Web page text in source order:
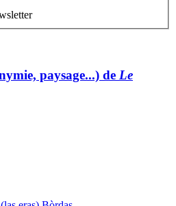
paysage...) de Le